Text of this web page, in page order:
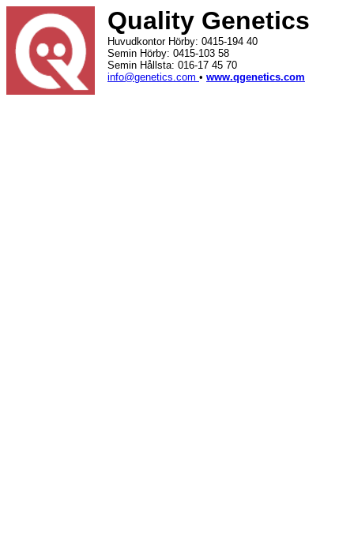
Quality Genetics
Huvudkontor Hörby: 0415-194 40
Semin Hörby: 0415-103 58
Semin Hållsta: 016-17 45 70
info@genetics.com • www.qgenetics.com